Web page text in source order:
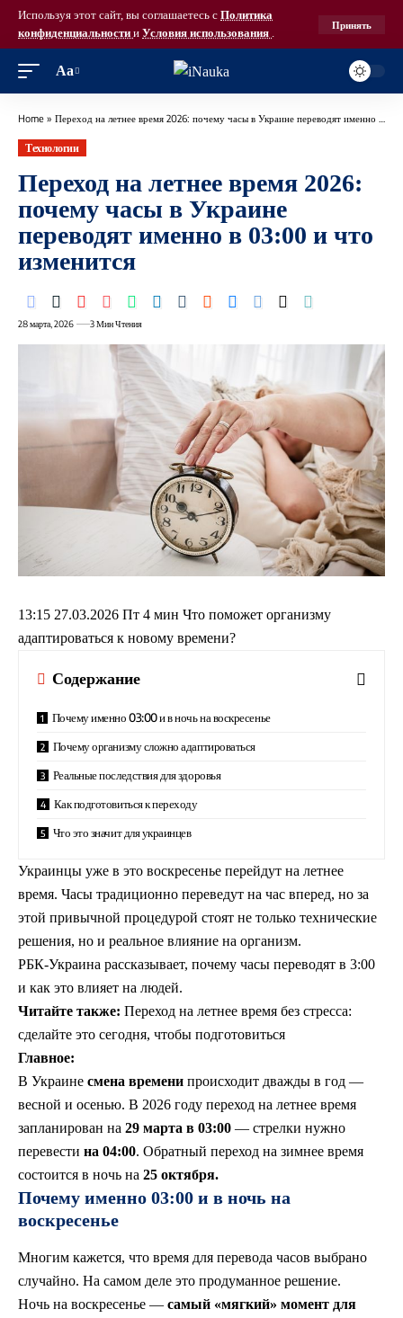
Используя этот сайт, вы соглашаетесь с Политика
конфиденциальности и Условия использования .
Принять
Аа
Home » Переход на летнее время 2026: почему часы в Украине переводят именно в 03:00 и что изменится
Технологии
Переход на летнее время 2026:
почему часы в Украине
переводят именно в 03:00 и что
изменится
28 марта, 2026 3 Мин Чтения
13:15 27.03.2026 Пт 4 мин Что поможет организму
адаптироваться к новому времени?
Содержание
Почему именно 03:00 и в ночь на воскресенье
Почему организму сложно адаптироваться
Реальные последствия для здоровья
Как подготовиться к переходу
Что это значит для украинцев
Украинцы уже в это воскресенье перейдут на летнее
время. Часы традиционно переведут на час вперед, но за
этой привычной процедурой стоят не только технические
решения, но и реальное влияние на организм.
РБК-Украина рассказывает, почему часы переводят в 3:00
и как это влияет на людей.
Читайте также: Переход на летнее время без стресса:
сделайте это сегодня, чтобы подготовиться
Главное:
В Украине смена времени происходит дважды в год —
весной и осенью. В 2026 году переход на летнее время
запланирован на 29 марта в 03:00 — стрелки нужно
перевести на 04:00. Обратный переход на зимнее время
состоится в ночь на 25 октября.
Почему именно 03:00 и в ночь на
воскресенье
Многим кажется, что время для перевода часов выбрано
случайно. На самом деле это продуманное решение.
Ночь на воскресенье — самый «мягкий» момент для